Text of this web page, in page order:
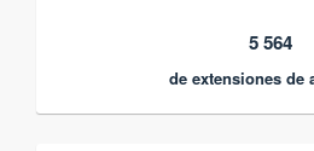
5 564
de extensiones de